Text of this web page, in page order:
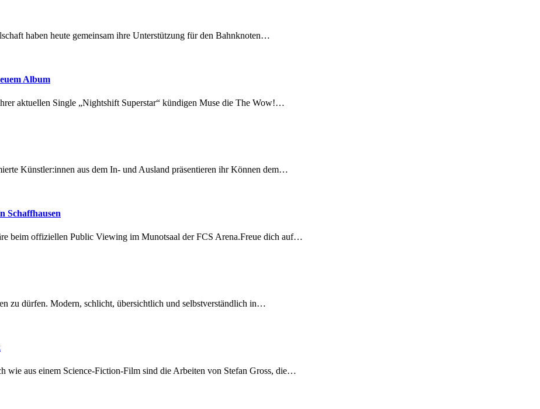
haben heute gemeinsam ihre Unterstützung für den Bahnknoten…
Album
aktuellen Single „Nightshift Superstar“ kündigen Muse die The Wow!…
Künstler:innen aus dem In- und Ausland präsentieren ihr Können dem…
Schaffhausen
beim offiziellen Public Viewing im Munotsaal der FCS Arena.Freue dich auf…
zu dürfen. Modern, schlicht, übersichtlich und selbstverständlich in…
aus einem Science-Fiction-Film sind die Arbeiten von Stefan Gross, die…